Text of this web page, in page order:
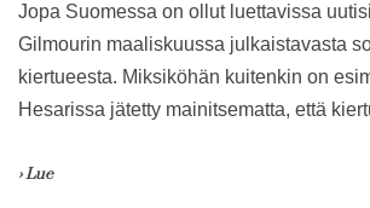
Jopa Suomessa on ollut luettavissa
Gilmourin maaliskuussa julkaistavasta
kiertueesta. Miksiköhän kuitenkin on
Hesarissa jätetty mainitsematta, että
› Lue